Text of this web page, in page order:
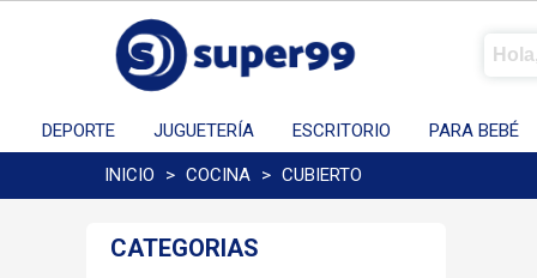
DEPORTE JUGUETERÍA ESCRITORIO PARA BEBÉ
INICIO > COCINA > CUBIERTO
CATEGORIAS